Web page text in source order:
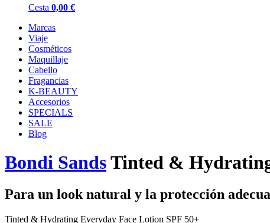
Cesta 0,00 €
Marcas
Viaje
Cosméticos
Maquillaje
Cabello
Fragancias
K-BEAUTY
Accesorios
SPECIALS
SALE
Blog
Bondi SandsTinted &
Para un look natural y la protección
Tinted & Hydrating Everyday Face Lotion SPF 50+